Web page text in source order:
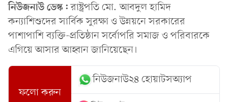
নিউজনাউ ডেস্ক:রাষ্ট্রপতি মো. আবদুল হামিদ
কন্যাশিশুদের সার্বিক সুরক্ষা ও উন্নয়নে সরকারের
পাশাপাশি ব্যক্তি-প্রতিষ্ঠান সর্বোপরি সমাজ ও পরিবারকে
এগিয়ে আসার আহ্বান জানিয়েছেন।
ফলো করুন
নিউজনাউ২৪ হোয়াটসঅ্যাপ